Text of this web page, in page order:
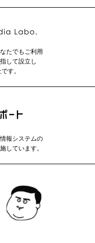
たでもご利用
して設立し
す。
報システムの
しています。